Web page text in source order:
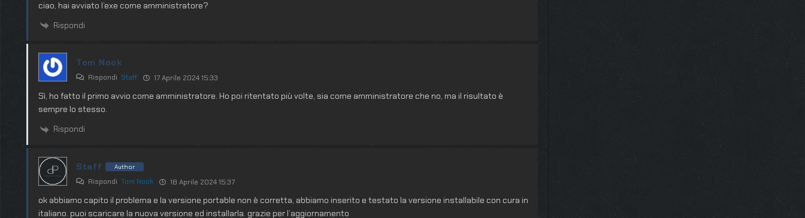
ciao, hai avviato l’exe come amministratore?
Rispondi
Tom Nook
Rispondi Staff 17 Aprile 2024 15:33
Sì, ho fatto il primo avvio come amministratore. Ho poi ritentato più volte, sia come amministratore che no, ma il risultato è
sempre lo stesso.
Rispondi
Staff Author
Rispondi Tom Nook 18 Aprile 2024 15:37
ok abbiamo capito il problema e la versione portable non è corretta, abbiamo inserito e testato la versione installabile con cura in
italiano. puoi scaricare la nuova versione ed installarla. grazie per l’aggiornamento